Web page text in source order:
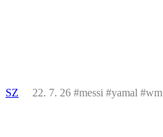
SZ 22. 7. 26 #messi #yamal #wm